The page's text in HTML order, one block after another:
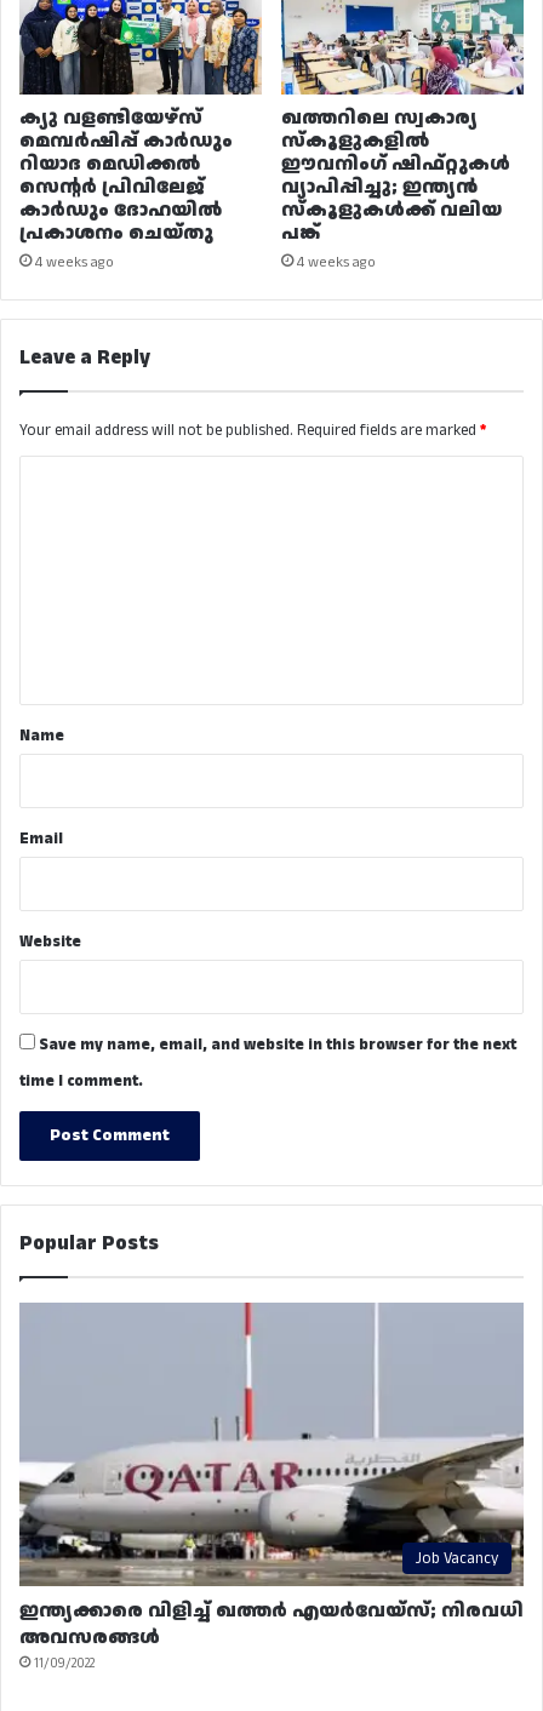
ക്യു വളണ്ടിയേഴ്‌സ്
മെമ്പർഷിപ്പ് കാർഡും
റിയാദ മെഡിക്കൽ
സെന്റർ പ്രിവിലേജ്
കാർഡും ദോഹയിൽ
പ്രകാശനം ചെയ്തു
4 weeks ago
ഖത്തറിലെ സ്വകാര്യ
സ്കൂളുകളിൽ
ഈവനിംഗ് ഷിഫ്റ്റുകൾ
വ്യാപിപ്പിച്ചു; ഇന്ത്യൻ
സ്കൂളുകൾക്ക് വലിയ
പങ്ക്
4 weeks ago
Leave a Reply
Your email address will not be published. Required fields are marked *
*Name
Email
Website
Save my name, email, and website in this browser for the next
time I comment.
Popular Posts
Job Vacancy
ഇന്ത്യക്കാരെ വിളിച്ച് ഖത്തർ എയർവേയ്‌സ്; നിരവധി
അവസരങ്ങൾ
11/09/2022